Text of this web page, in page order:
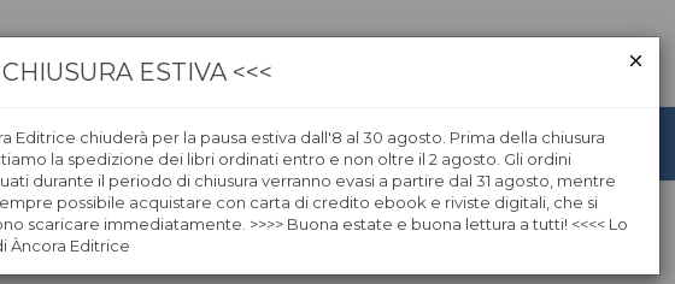
LIBRERIE ÀNCORAWOW
CHIUSURA ESTIVA <<<
Editrice chiuderà per la pausa estiva dall'8 al 30 agosto. Prima della chiusura
la spedizione dei libri ordinati entro e non oltre il 2 agosto. Gli ordini
durante il periodo di chiusura verranno evasi a partire dal 31 agosto, mentre
possibile acquistare con carta di credito ebook e riviste digitali, che si
scaricare immediatamente. >>>> Buona estate e buona lettura a tutti! <<<< Lo
Àncora Editrice